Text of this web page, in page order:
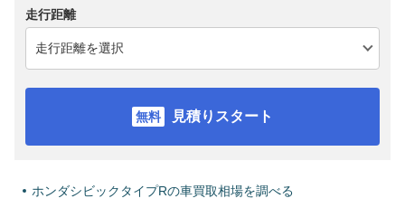
走行距離
見積りスタート
ホンダシビックタイプRの車買取相場を調べる